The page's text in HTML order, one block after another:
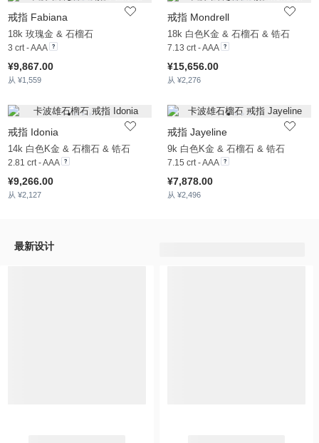
戒指 Fabiana
18k 玫瑰金 & 石榴石
3 crt - AAA
¥9,867.00
从 ¥1,559
戒指 Mondrell
18k 白色K金 & 石榴石 & 锆石
7.13 crt - AAA
¥15,656.00
从 ¥2,276
戒指 Idonia
14k 白色K金 & 石榴石 & 锆石
2.81 crt - AAA
¥9,266.00
从 ¥2,127
戒指 Jayeline
9k 白色K金 & 石榴石 & 锆石
7.15 crt - AAA
¥7,878.00
从 ¥2,496
最新设计